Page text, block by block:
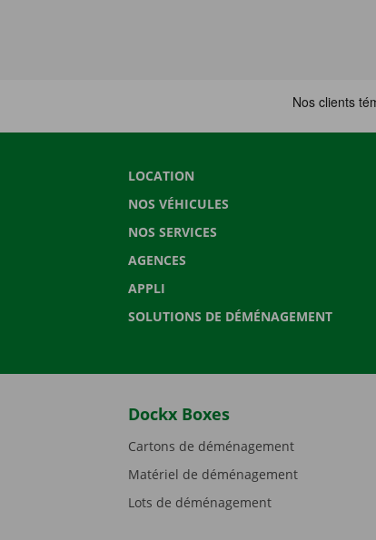
LOCATION
NOS VÉHICULES
NOS SERVICES
AGENCES
APPLI
SOLUTIONS DE DÉMÉNAGEMENT
Dockx Boxes
Cartons de déménagement
Matériel de déménagement
Lots de déménagement